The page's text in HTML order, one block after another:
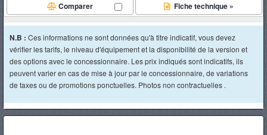
Fiche technique »
Comparer
N.B : Ces informations ne sont données qu'à titre indicatif, vous devez
vérifier les tarifs, le niveau d'équipement et la disponibilité de la version et
des options avec le concessionnaire. Les prix indiqués sont indicatifs, ils
peuvent varier en cas de mise à jour par le concessionnaire, de variations
de taxes ou de promotions ponctuelles. Photos non contractuelles .